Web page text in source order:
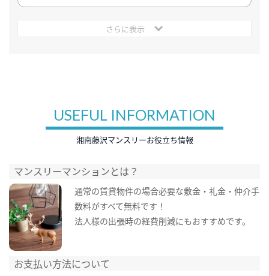
さらに表示
USEFUL INFORMATION
湘南藤沢マンスリーお役立ち情報
マンスリーマンションとは？
通常の賃貸物件の場合必要な敷金・礼金・仲介手
数料がすべて無料です！
法人様の出張時の経費削減にもおすすめです。
お支払い方法について